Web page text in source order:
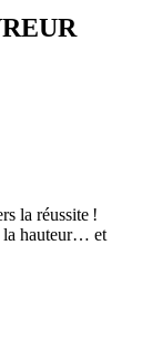
la réussite !
la hauteur… et